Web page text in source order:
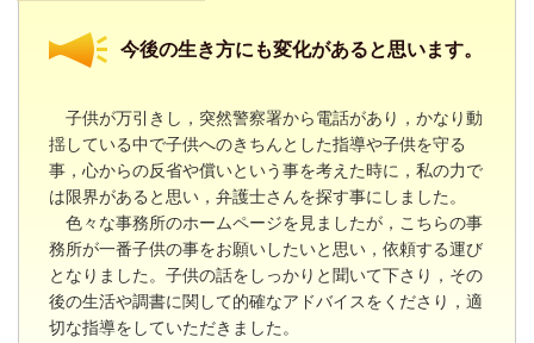
今後の生き方にも変化があると思います。
子供が万引きし，突然警察署から電話があり，かなり動
揺している中で子供へのきちんとした指導や子供を守る
事，心からの反省や償いという事を考えた時に，私の力で
は限界があると思い，弁護士さんを探す事にしました。
色々な事務所のホームページを見ましたが，こちらの事
務所が一番子供の事をお願いしたいと思い，依頼する運び
となりました。子供の話をしっかりと聞いて下さり，その
後の生活や調書に関して的確なアドバイスをくださり，適
切な指導をしていただきました。